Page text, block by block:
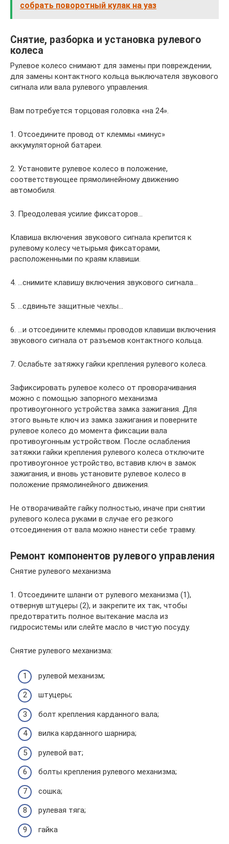
собрать поворотный кулак на уаз
Снятие, разборка и установка рулевого
колеса
Рулевое колесо снимают для замены при повреждении,
для замены контактного кольца выключателя звукового
сигнала или вала рулевого управления.
Вам потребуется торцовая головка «на 24».
1. Отсоедините провод от клеммы «минус»
аккумуляторной батареи.
2. Установите рулевое колесо в положение,
соответствующее прямолинейному движению
автомобиля.
3. Преодолевая усилие фиксаторов…
Клавиша включения звукового сигнала крепится к
рулевому колесу четырьмя фиксаторами,
расположенными по краям клавиши.
4. …снимите клавишу включения звукового сигнала…
5. …сдвиньте защитные чехлы…
6. …и отсоедините клеммы проводов клавиши включения
звукового сигнала от разъемов контактного кольца.
7. Ослабьте затяжку гайки крепления рулевого колеса.
Зафиксировать рулевое колесо от проворачивания
можно с помощью запорного механизма
противоугонного устройства замка зажигания. Для
этого выньте ключ из замка зажигания и поверните
рулевое колесо до момента фиксации вала
противоугонным устройством. После ослабления
затяжки гайки крепления рулевого колеса отключите
противоугонное устройство, вставив ключ в замок
зажигания, и вновь установите рулевое колесо в
положение прямолинейного движения.
Не отворачивайте гайку полностью, иначе при снятии
рулевого колеса руками в случае его резкого
отсоединения от вала можно нанести себе травму.
Ремонт компонентов рулевого управления
Снятие рулевого механизма
1. Отсоедините шланги от рулевого механизма (1),
отвернув штуцеры (2), и закрепите их так, чтобы
предотвратить полное вытекание масла из
гидросистемы или слейте масло в чистую посуду.
Снятие рулевого механизма:
рулевой механизм;
штуцеры;
болт крепления карданного вала;
вилка карданного шарнира;
рулевой ват;
болты крепления рулевого механизма;
сошка;
рулевая тяга;
гайка